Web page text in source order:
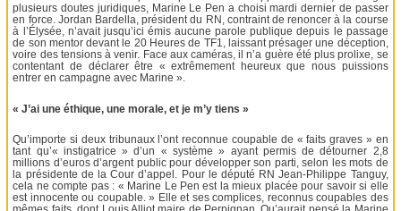
plusieurs doutes juridiques, Marine Le Pen a choisi mardi dernier de passer
en force. Jordan Bardella, président du RN, contraint de renoncer à la course
à l’Élysée, n’avait jusqu’ici émis aucune parole publique depuis le passage
de son mentor devant le 20 Heures de TF1, laissant présager une déception,
voire des tensions à venir. Face aux caméras, il n’a guère été plus prolixe, se
contentant de déclarer être « extrêmement heureux que nous puissions
entrer en campagne avec Marine ».
« J’ai une éthique, une morale, et je m’y tiens »
Qu’importe si deux tribunaux l’ont reconnue coupable de « faits graves » en
tant qu’« instigatrice » d’un « système » ayant permis de détourner 2,8
millions d’euros d’argent public pour développer son parti, selon les mots de
la présidente de la Cour d’appel. Pour le député RN Jean-Philippe Tanguy,
cela ne compte pas : « Marine Le Pen est la mieux placée pour savoir si elle
est innocente ou coupable. » Elle et ses complices, reconnus coupables des